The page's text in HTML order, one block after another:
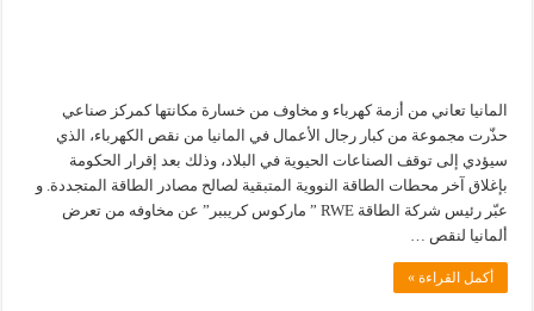
المانيا تعاني من أزمة كهرباء و مخاوف من خسارة مكانتها كمركز صناعي
حذّرت مجموعة من كبار رجال الأعمال في المانيا من نقص الكهرباء، الذي
سيؤدي إلى توقف الصناعات الحيوية في البلاد، وذلك بعد إقرار الحكومة
بإغلاق آخر محطات الطاقة النووية المتبقية لصالح مصادر الطاقة المتجددة. و
عبّر رئيس شركة الطاقة RWE ” ماركوس كريببر” عن مخاوفه من تعرض
ألمانيا لنقص …
أكمل القراءة »